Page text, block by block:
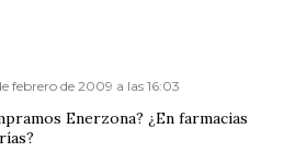
febrero de 2009 a las 16:03
Enerzona? ¿En farmacias